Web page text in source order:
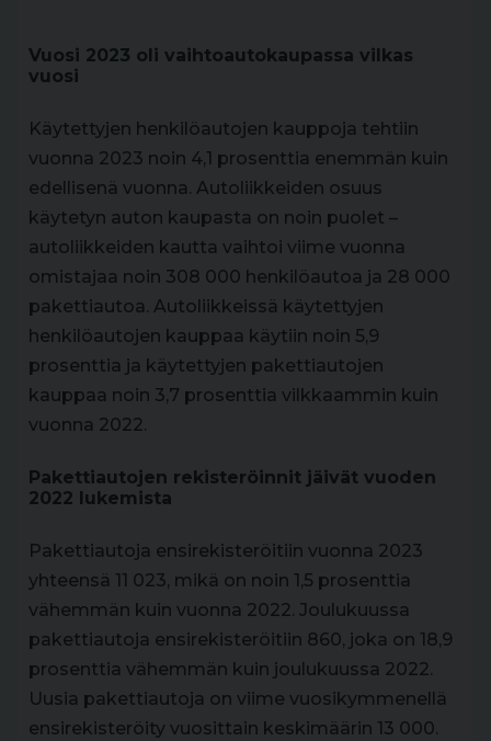
Vuosi 2023 oli vaihtoautokaupassa vilkas
vuosi
Käytettyjen henkilöautojen kauppoja tehtiin
vuonna 2023 noin 4,1 prosenttia enemmän kuin
edellisenä vuonna. Autoliikkeiden osuus
käytetyn auton kaupasta on noin puolet –
autoliikkeiden kautta vaihtoi viime vuonna
omistajaa noin 308 000 henkilöautoa ja 28 000
pakettiautoa. Autoliikkeissä käytettyjen
henkilöautojen kauppaa käytiin noin 5,9
prosenttia ja käytettyjen pakettiautojen
kauppaa noin 3,7 prosenttia vilkkaammin kuin
vuonna 2022.
Pakettiautojen rekisteröinnit jäivät vuoden
2022 lukemista
Pakettiautoja ensirekisteröitiin vuonna 2023
yhteensä 11 023, mikä on noin 1,5 prosenttia
vähemmän kuin vuonna 2022. Joulukuussa
pakettiautoja ensirekisteröitiin 860, joka on 18,9
prosenttia vähemmän kuin joulukuussa 2022.
Uusia pakettiautoja on viime vuosikymmenellä
ensirekisteröity vuosittain keskimäärin 13 000.